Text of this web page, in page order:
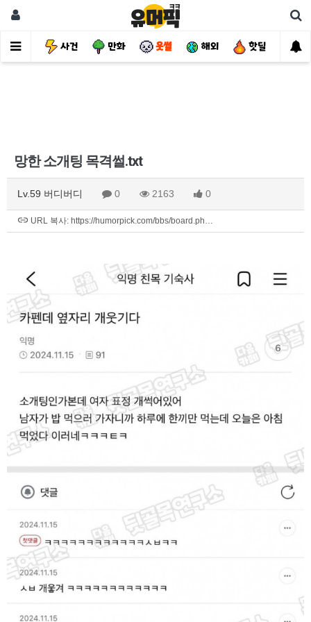
유머 사건 만화 웃썰 해외 핫딜 자
망한 소개팅 목격썰.txt
Lv.59 버디버디 0 2163 0
URL 복사: https://humorpick.com/bbs/board.ph…